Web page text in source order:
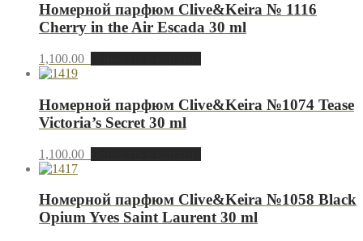
Номерной парфюм Clive&Keira № 1116
Cherry in the Air Escada 30 ml
1,100.00
Номерной парфюм Clive&Keira №1074 Tease
Victoria’s Secret 30 ml
1,100.00
Номерной парфюм Clive&Keira №1058 Black
Opium Yves Saint Laurent 30 ml